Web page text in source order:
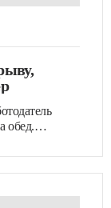
обед.